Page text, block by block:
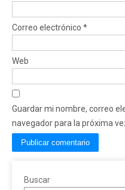
Correo electrónico *
Web
Guardar mi nombre, correo
navegador para la próxima
Buscar